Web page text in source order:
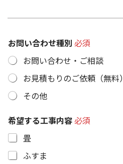
お問い合わせ種別 必須
お問い合わせ・ご相談
お見積もりのご依頼（無料）
その他
希望する工事内容必須
畳
ふすま